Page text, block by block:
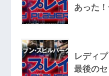
あった
レディ
最後の